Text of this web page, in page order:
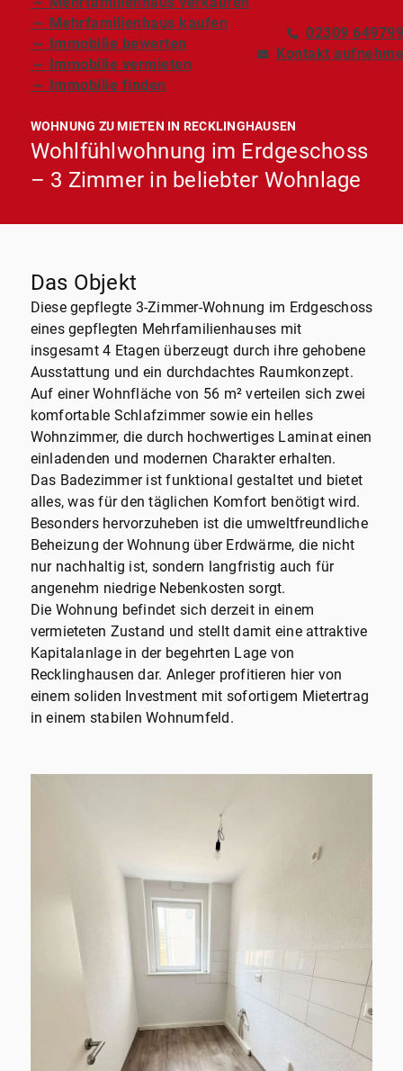
～ Mehrfamilienhaus kaufen
～ Immobilie bewerten
～ Immobilie vermieten
～ Immobilie finden
02309
Kontakt
WOHNUNG ZU MIETEN IN RECKLINGHAUSEN
Wohlfühlwohnung im Erdgeschoss
– 3 Zimmer in beliebter Wohnlage
Das Objekt
Diese gepflegte 3-Zimmer-Wohnung im Erdgeschoss
eines gepflegten Mehrfamilienhauses mit
insgesamt 4 Etagen überzeugt durch ihre gehobene
Ausstattung und ein durchdachtes Raumkonzept.
Auf einer Wohnfläche von 56 m² verteilen sich zwei
komfortable Schlafzimmer sowie ein helles
Wohnzimmer, die durch hochwertiges Laminat einen
einladenden und modernen Charakter erhalten.
Das Badezimmer ist funktional gestaltet und bietet
alles, was für den täglichen Komfort benötigt wird.
Besonders hervorzuheben ist die umweltfreundliche
Beheizung der Wohnung über Erdwärme, die nicht
nur nachhaltig ist, sondern langfristig auch für
angenehm niedrige Nebenkosten sorgt.
Die Wohnung befindet sich derzeit in einem
vermieteten Zustand und stellt damit eine attraktive
Kapitalanlage in der begehrten Lage von
Recklinghausen dar. Anleger profitieren hier von
einem soliden Investment mit sofortigem Mietertrag
in einem stabilen Wohnumfeld.